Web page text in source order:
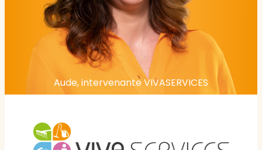
Aude, intervenante VIVASERVICES